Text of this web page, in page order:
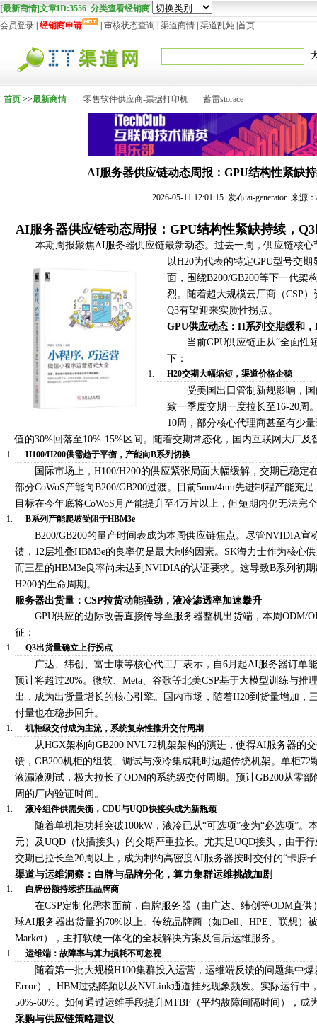
[最新商情]文章ID:3556 分类查看经销商
会员登录 经销商申请 审核状态查询 渠道商情 渠道乱炖 首页
首页 >>最新商情 零售软件供应商-票据打印机 蓄雷storace
AI服务器供应链动态周报：GPU结构性紧缺
2026-05-11 12:01:15 发布:ai-generator 来源：
AI服务器供应链动态周报：GPU结构性紧缺持续，
本期周报聚焦AI服务器供应链最新动态。过去一周，供应链核
以H20为代表的特定GPU型号交
面，围绕B200/GB200等下一代架
烈。随着超大规模云厂商（CSP
Q3有望迎来实质性拐点。
GPU供应动态：H系列交期缓和
当前GPU供应链正从“全面性
下：
H20交期大幅缩短，渠道价格企稳
受美国出口管制新规影响，
致一季度交期一度拉长至16-20周
10周，部分核心代理商甚至有少
值的30%回落至10%-15%区间。随着交期常态化，国内互联网大厂
H100/H200供需趋于平衡，产能向B系列切换
国际市场上，H100/H200的供应紧张局面大幅缓解，交期已稳定
部分CoWoS产能向B200/GB200过渡。目前5nm/4nm先进制程产能充
目标在今年底将CoWoS月产能提升至4万片以上，但短期内仍无法完
B系列产能爬坡受阻于HBM3e
B200/GB200的量产时间表成为本周供应链焦点。尽管NVIDIA宣
馈，12层堆叠HBM3e的良率仍是最大制约因素。SK海力士作为核心
而三星的HBM3e良率尚未达到NVIDIA的认证要求。这导致B系列初
H200的生命周期。
服务器出货量：CSP拉货动能强劲，液冷渗透率加速攀升
GPU供应的边际改善直接传导至服务器整机出货端，本周ODM/
征：
Q3出货量确立上行拐点
广达、纬创、富士康等核心代工厂表示，自6月起AI服务器订单
预计将超过20%。微软、Meta、谷歌等北美CSP基于大模型训练与推
出，成为出货量增长的核心引擎。国内市场，随着H20到货量增加，
付量也在稳步回升。
机柜级交付成为主流，系统复杂性推升交付周期
从HGX架构向GB200 NVL72机架架构的演进，使得AI服务器的
馈，GB200机柜的组装、调试与液冷集成耗时远超传统机架。单柜72
液漏液测试，极大拉长了ODM的系统级交付周期。预计GB200从零
周的厂内验证时间。
液冷组件供需失衡，CDU与UQD快接头成为新瓶颈
随着单机柜功耗突破100kW，液冷已从“可选项”变为“必选项”。
元）及UQD（快插接头）的交期严重拉长。尤其是UQD接头，由于
交期已拉长至20周以上，成为制约高密度AI服务器按时交付的“卡脖
渠道与运维洞察：白牌与品牌分化，算力集群运维挑战加剧
白牌份额持续挤压品牌商
在CSP定制化需求面前，白牌服务器（由广达、纬创等ODM直
球AI服务器出货量的70%以上。传统品牌商（如Dell、HPE、联想）
Market），主打软硬一体化的全栈解决方案及售后运维服务。
运维端：故障率与算力损耗不可忽视
随着第一批大规模H100集群投入运营，运维端反馈的问题集中
Error）、HBM过热降频以及NVLink通道挂死现象频发。实际运行中
50%-60%。如何通过运维手段提升MTBF（平均故障间隔时间），成
采购与供应链策略建议